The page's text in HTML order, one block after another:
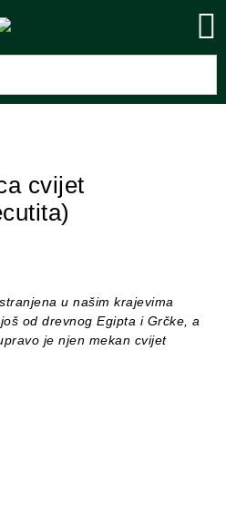
cvijet
u našim krajevima
od drevnog Egipta i Grčke, a
je njen mekan cvijet